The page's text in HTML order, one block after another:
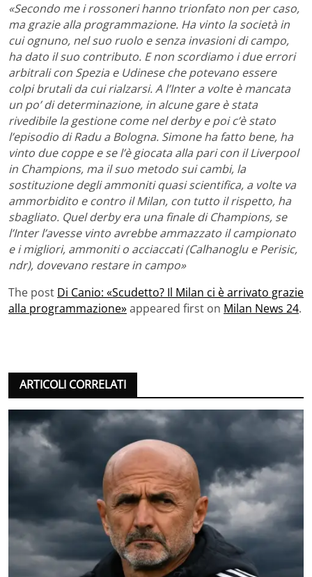
«Secondo me i rossoneri hanno trionfato non per caso,
ma grazie alla programmazione. Ha vinto la società in
cui ognuno, nel suo ruolo e senza invasioni di campo,
ha dato il suo contributo. E non scordiamo i due errori
arbitrali con Spezia e Udinese che potevano essere
colpi brutali da cui rialzarsi. A l’Inter a volte è mancata
un po’ di determinazione, in alcune gare è stata
rivedibile la gestione come nel derby e poi c’è stato
l’episodio di Radu a Bologna. Simone ha fatto bene, ha
vinto due coppe e se l’è giocata alla pari con il Liverpool
in Champions, ma il suo metodo sui cambi, la
sostituzione degli ammoniti quasi scientifica, a volte va
ammorbidito e contro il Milan, con tutto il rispetto, ha
sbagliato. Quel derby era una finale di Champions, se
l’Inter l’avesse vinto avrebbe ammazzato il campionato
e i migliori, ammoniti o acciaccati (Calhanoglu e Perisic,
ndr), dovevano restare in campo»
The post Di Canio: «Scudetto? Il Milan ci è arrivato grazie
alla programmazione»appeared first on Milan News 24.
ARTICOLI CORRELATI